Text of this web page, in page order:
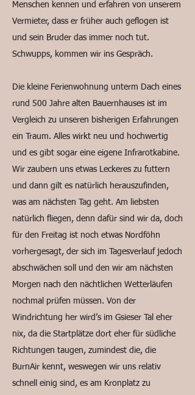
Menschen kennen und erfahren von unserem
Vermieter, dass er früher auch geflogen ist
und sein Bruder das immer noch tut.
Schwupps, kommen wir ins Gespräch.
Die kleine Ferienwohnung unterm Dach eines
rund 500 Jahre alten Bauernhauses ist im
Vergleich zu unseren bisherigen Erfahrungen
ein Traum. Alles wirkt neu und hochwertig
und es gibt sogar eine eigene Infrarotkabine.
Wir zaubern uns etwas Leckeres zu futtern
und dann gilt es natürlich herauszufinden,
was am nächsten Tag geht. Am liebsten
natürlich fliegen, denn dafür sind wir da, doch
für den Freitag ist noch etwas Nordföhn
vorhergesagt, der sich im Tagesverlauf jedoch
abschwächen soll und den wir am nächsten
Morgen nach den nächtlichen Wetterläufen
nochmal prüfen müssen. Von der
Windrichtung her wird’s im Gsieser Tal eher
nix, da die Startplätze dort eher für südliche
Richtungen taugen, zumindest die, die
BurnAir kennt, weswegen wir uns relativ
schnell einig sind, es am Kronplatz zu